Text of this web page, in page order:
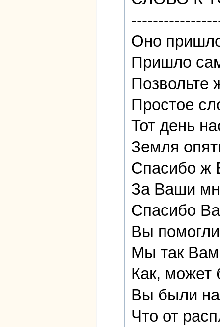
Оно
Пришло
Позвольте
Простое
Тот день
Земля
Спасибо ж
За Ваши
Спасибо
Вы
Мы так
Как, может
Вы были
Что от